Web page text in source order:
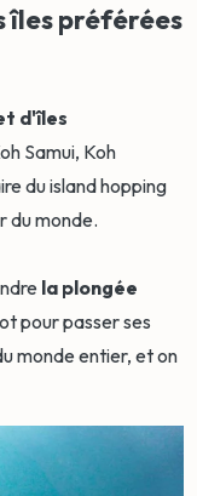
îles préférées
d'îles
Samui, Koh
du island hopping
du monde.
la plongée
pour passer ses
monde entier, et on